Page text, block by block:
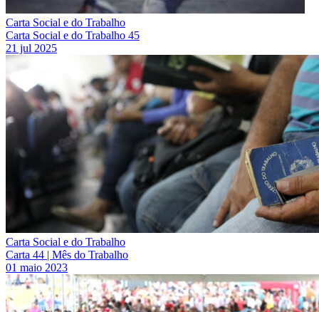
Carta Social e do Trabalho
Carta Social e do Trabalho 45
21 jul 2025
Carta Social e do Trabalho
Carta 44 | Mês do Trabalho
01 maio 2023